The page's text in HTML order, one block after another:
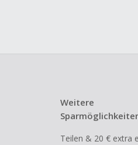
Weitere
Teilen & 20 € extra